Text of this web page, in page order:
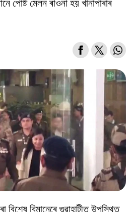
পোষ্ট মেলন ৰাওনা হয় খানাপাৰাৰ
বিশেষ বিমানেৰে গুৱাহাটীত উপস্থিত